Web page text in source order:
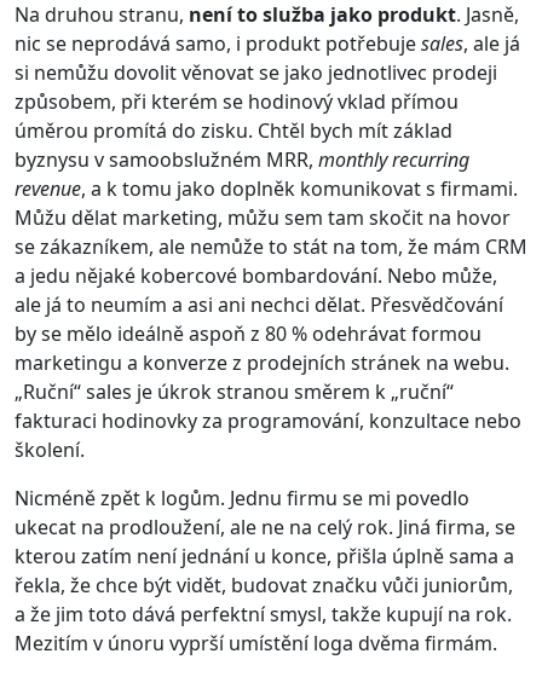
Na druhou stranu, není to služba jako produkt. Jasně,
nic se neprodává samo, i produkt potřebujesales, ale já
si nemůžu dovolit věnovat se jako jednotlivec prodeji
způsobem, při kterém se hodinový vklad přímou
úměrou promítá do zisku. Chtěl bych mít základ
byznysu v samoobslužném MRR, monthly recurring
revenue, a k tomu jako doplněk komunikovat s firmami.
Můžu dělat marketing, můžu sem tam skočit na hovor
se zákazníkem, ale nemůže to stát na tom, že mám CRM
a jedu nějaké kobercové bombardování. Nebo může,
ale já to neumím a asi ani nechci dělat. Přesvědčování
by se mělo ideálně aspoň z 80 % odehrávat formou
marketingu a konverze z prodejních stránek na webu.
„Ruční“ sales je úkrok stranou směrem k „ruční“
fakturaci hodinovky za programování, konzultace nebo
školení.
Nicméně zpět k logům. Jednu firmu se mi povedlo
ukecat na prodloužení, ale ne na celý rok. Jiná firma, se
kterou zatím není jednání u konce, přišla úplně sama a
řekla, že chce být vidět, budovat značku vůči juniorům,
a že jim toto dává perfektní smysl, takže kupují na rok.
Mezitím v únoru vyprší umístění loga dvěma firmám.